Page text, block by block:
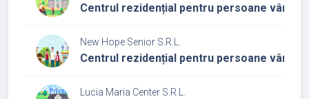
Centrul rezidențial pentru persoane
New Hope Senior S.R.L.
Centrul rezidențial pentru persoane
Lucia Maria Center S.R.L.